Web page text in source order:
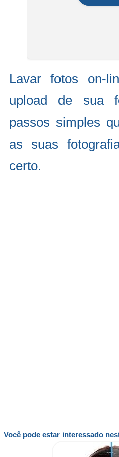
Lavar fotos on-
upload de sua
passos simples
as suas
certo.
Você pode estar interessado